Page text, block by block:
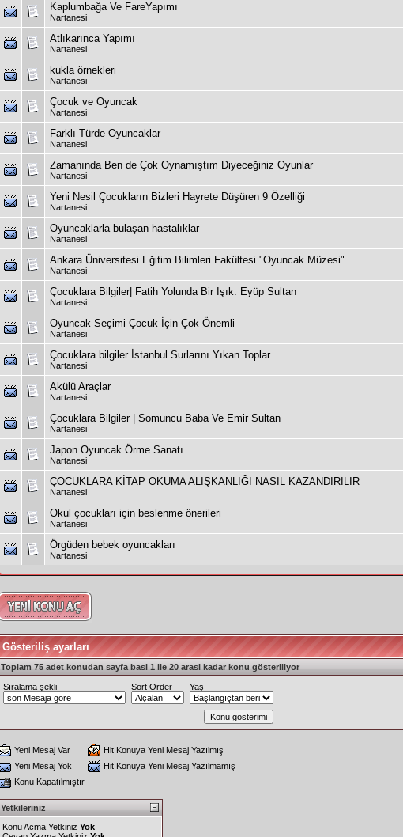
Kaplumbağa Ve FareYapımı
Nartanesi
Atlıkarınca Yapımı
Nartanesi
kukla örnekleri
Nartanesi
Çocuk ve Oyuncak
Nartanesi
Farklı Türde Oyuncaklar
Nartanesi
Zamanında Ben de Çok Oynamıştım Diyeceğiniz Oyunlar
Nartanesi
Yeni Nesil Çocukların Bizleri Hayrete Düşüren 9 Özelliği
Nartanesi
Oyuncaklarla bulaşan hastalıklar
Nartanesi
Ankara Üniversitesi Eğitim Bilimleri Fakültesi "Oyuncak Müzesi"
Nartanesi
Çocuklara Bilgiler| Fatih Yolunda Bir Işık: Eyüp Sultan
Nartanesi
Oyuncak Seçimi Çocuk İçin Çok Önemli
Nartanesi
Çocuklara bilgiler İstanbul Surlarını Yıkan Toplar
Nartanesi
Akülü Araçlar
Nartanesi
Çocuklara Bilgiler | Somuncu Baba Ve Emir Sultan
Nartanesi
Japon Oyuncak Örme Sanatı
Nartanesi
ÇOCUKLARA KİTAP OKUMA ALIŞKANLIĞI NASIL KAZANDIRILIR
Nartanesi
Okul çocukları için beslenme önerileri
Nartanesi
Örgüden bebek oyuncakları
Nartanesi
Gösteriliş ayarları
Toplam 75 adet konudan sayfa basi 1 ile 20 arasi kadar konu gösteriliyor
Sıralama şekli Sort Order Yaş
Yeni Mesaj Var
Hit Konuya Yeni Mesaj Yazılmış
Yeni Mesaj Yok
Hit Konuya Yeni Mesaj Yazılmamış
Konu Kapatılmıştır
Yetkileriniz
Konu Acma Yetkiniz Yok